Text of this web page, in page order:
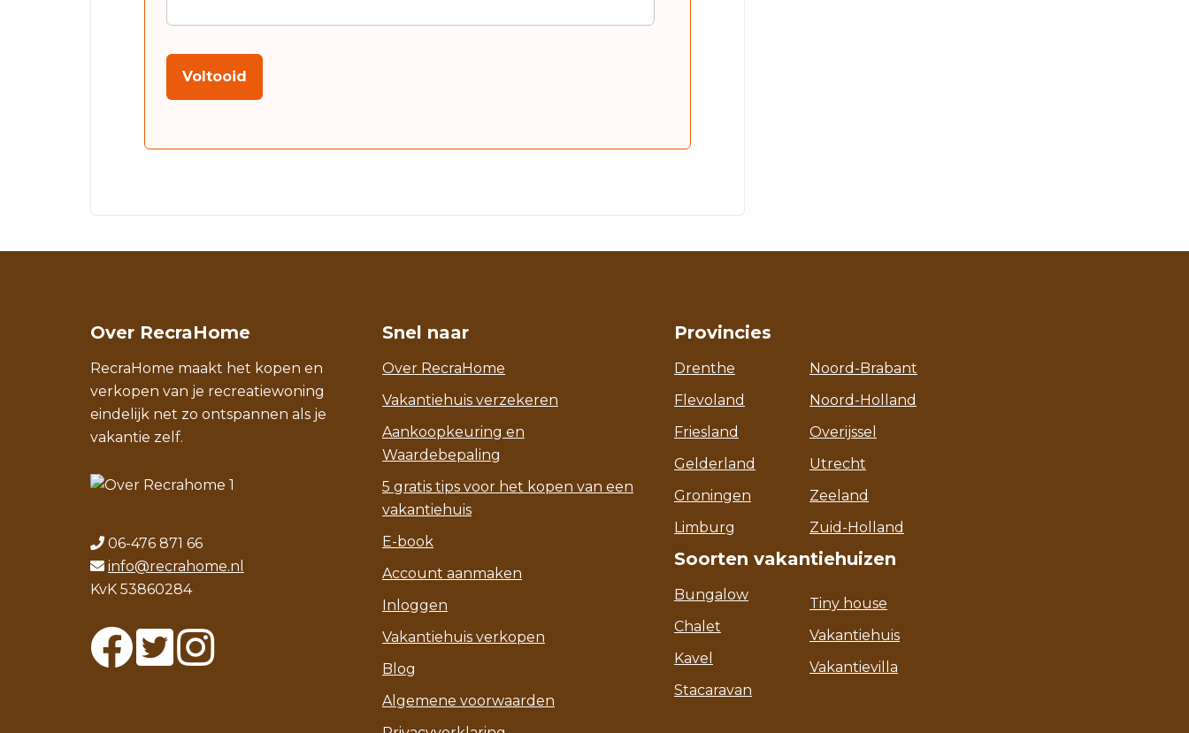
Voltooid
Over RecraHome
RecraHome maakt het kopen en
verkopen van je recreatiewoning
eindelijk net zo ontspannen als je
vakantie zelf.
06-476 871 66
info@recrahome.nl
KvK 53860284
Snel naar
Over RecraHome
Vakantiehuis verzekeren
Aankoopkeuring en
Waardebepaling
5 gratis tips voor het kopen van een
vakantiehuis
E-book
Account aanmaken
Inloggen
Vakantiehuis verkopen
Blog
Algemene voorwaarden
Provincies
Drenthe
Flevoland
Friesland
Gelderland
Groningen
Limburg
Noord-Brabant
Noord-Holland
Overijssel
Utrecht
Zeeland
Zuid-Holland
Soorten vakantiehuizen
Bungalow
Chalet
Kavel
Stacaravan
Tiny house
Vakantiehuis
Vakantievilla